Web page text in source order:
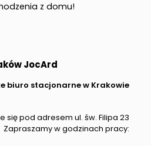
z domu!
JocArd
biuro stacjonarne w Krakowie
się pod adresem ul. św. Filipa 23
Zapraszamy w godzinach pracy: